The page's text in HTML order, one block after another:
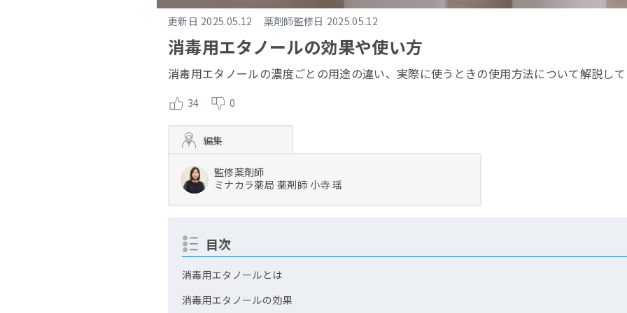
更新日 2025.05.12 薬剤師監修日 2025.05.12
消毒用エタノールの効果や使い方
消毒用エタノールの濃度ごとの用途の違い、実際に使うときの使用方法について解説し
34 0
編集
監修薬剤師
ミナカラ薬局 薬剤師 小寺 瑶
目次
消毒用エタノールとは
消毒用エタノールの効果